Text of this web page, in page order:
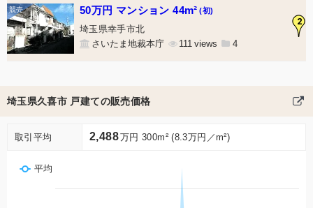
2
50万円 マンション 44m² (初)
埼玉県幸手市北
さいたま地裁本庁
111 4
埼玉県久喜市 戸建ての販売価格
取引平均 2,488万円 300m² (8.3万円／m²)
平均